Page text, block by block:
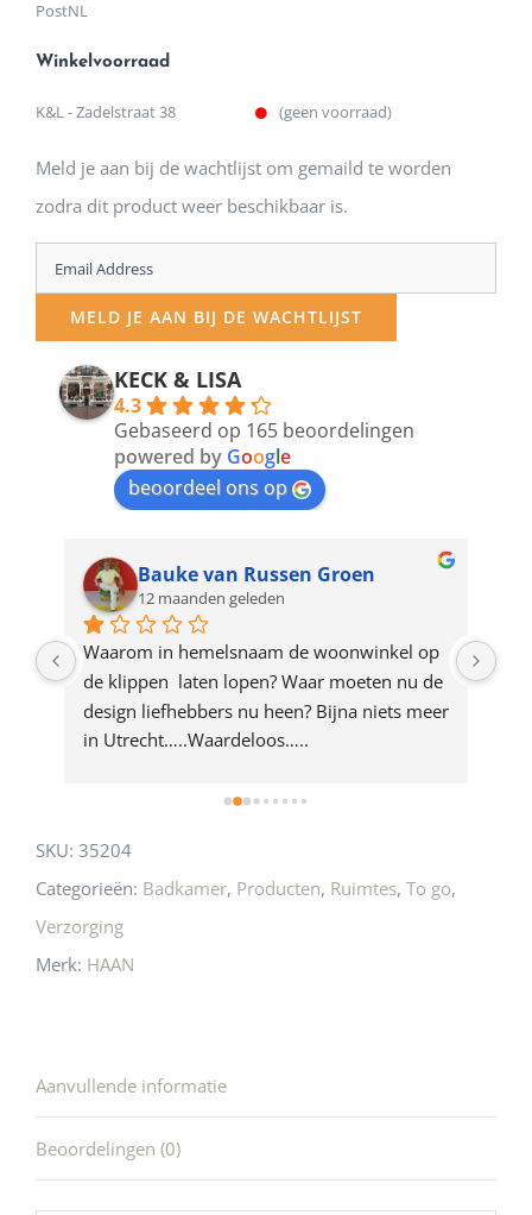
PostNL
Winkelvoorraad
K&L - Zadelstraat 38 (geen voorraad)
Meld je aan bij de wachtlijst om gemaild te worden
zodra dit product weer beschikbaar is.
Enter
your
email
address
product
MELD JE AAN BIJ DE WACHTLIJST
KECK & LISA
4.3
Gebaseerd op 165 beoordelingen
powered by Google
beoordeel ons op
Bauke van Russen Groen
12 maanden geleden
Waarom in hemelsnaam de woonwinkel op
de klippen  laten lopen? Waar moeten nu de
design liefhebbers nu heen? Bijna niets meer
in Utrecht…..Waardeloos…..
SKU: 35204
Categorieën: Badkamer, Producten, Ruimtes, To go,
Verzorging
Merk: HAAN
Aanvullende informatie
Beoordelingen (0)